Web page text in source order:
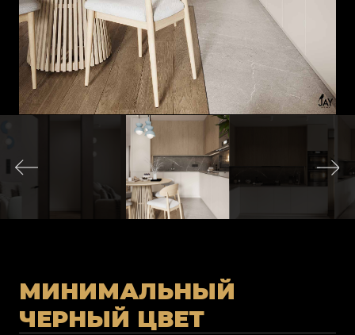
МИНИМАЛЬНЫЙ
ЧЕРНЫЙ ЦВЕТ